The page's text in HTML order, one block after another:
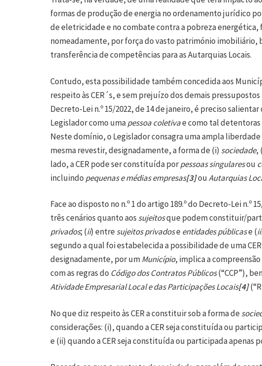
formas de produção de energia no ordenamento jurídico
de eletricidade e no combate contra a pobreza
nomeadamente, por força do vasto património imobiliário,
transferência de competências para as Autarquias Locais.
Contudo, esta possibilidade também concedida aos
respeito às CER´s, e sem prejuízo dos demais
Decreto-Lei n.º 15/2022, de 14 de janeiro, é preciso
Legislador como umapessoa coletivae como tal
Neste domínio, o Legislador consagra uma ampla
mesma revestir, designadamente, a forma de (i) sociedade,
lado, a CER pode ser constituída porpessoas singularesou
incluindo pequenas e médias empresas[3]ouAutarquias
Face ao disposto no n.º 1 do artigo 189.º do Decreto-Lei n.º
três cenários quanto aos sujeitosque podem constituir/
privados; (ii) entresujeitos privadoseentidades públicase (
segundo a qual foi estabelecida a possibilidade de uma
designadamente, por umMunicípio, implica a
com as regras do Código dos Contratos Públicos(“CCP”),
Atividade Empresarial Local e das Participações Locais[4]
No que diz respeito às CER a constituir sob a forma de
considerações: (i), quando a CER seja constituída ou
e (ii) quando a CER seja constituída ou participada